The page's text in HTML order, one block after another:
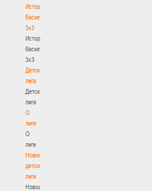
История
баскетбола
3х3
История
баскетбола
3х3
Детская
лига
Детская
лига
О
лиге
О
лиге
Новости
детской
лиги
Новости